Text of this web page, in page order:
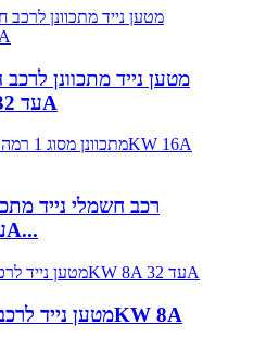
7 קילוואט, 16A עד 32A
7KW 16A עד 32A...